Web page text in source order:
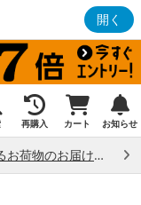
開く
再購入 カート お知らせ
熊本県熊本地方で発生した地震によるお荷物のお届け状況について （7/28）